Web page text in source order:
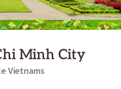
Minh City
Vietnams